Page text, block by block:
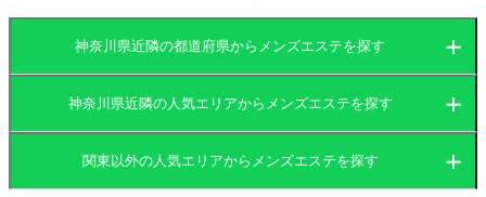
かです。休日には河川敷でのんびりと過ごしたり、
近隣の緑地公園でリフレッシュしたりすることがで
き、都会の利便性と自然の豊かさが調和したバラン
スの良いエリアです。
神奈川県近隣の都道府県からメンズエステを探す
茨城県 群馬県
栃木県 東京都
神奈川県近隣の人気エリアからメンズエステを探す
関東以外の人気エリアからメンズエステを探す